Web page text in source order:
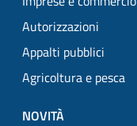
Autorizzazioni
Appalti pubblici
Agricoltura e pesca
NOVITÀ